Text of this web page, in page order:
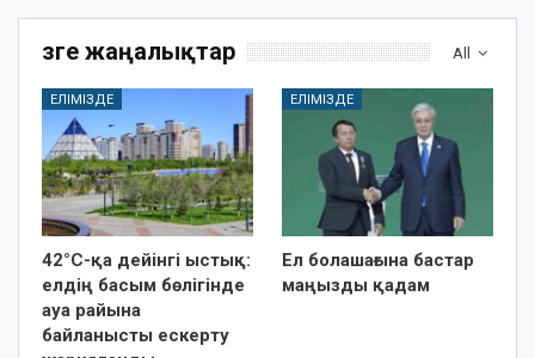
All
Өзге жаңалықтар
ЕЛІМІЗДЕ
42°C-қа дейінгі ыстық:
елдің басым бөлігінде
ауа райына
байланысты ескерту
ЕЛІМІЗДЕ
Ел болашағына бастар
маңызды қадам